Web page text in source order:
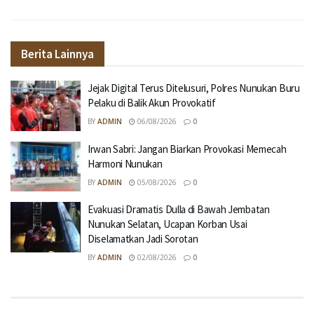
Berita Lainnya
Jejak Digital Terus Ditelusuri, Polres Nunukan Buru
Pelaku di Balik Akun Provokatif
BY ADMIN 06/08/2026 0
Irwan Sabri: Jangan Biarkan Provokasi Memecah
Harmoni Nunukan
BY ADMIN 05/08/2026 0
Evakuasi Dramatis Dulla di Bawah Jembatan
Nunukan Selatan, Ucapan Korban Usai
Diselamatkan Jadi Sorotan
BY ADMIN 02/08/2026 0